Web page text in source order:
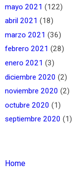
mayo 2021 (122)
abril 2021 (18)
marzo 2021 (36)
febrero 2021 (28)
enero 2021 (3)
diciembre 2020 (2)
noviembre 2020 (2)
octubre 2020 (1)
septiembre 2020 (1)
Home